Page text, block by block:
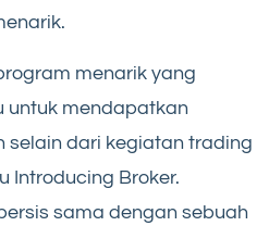
menarik yang
untuk mendapatkan
selain dari kegiatan trading
Introducing Broker.
sama dengan sebuah